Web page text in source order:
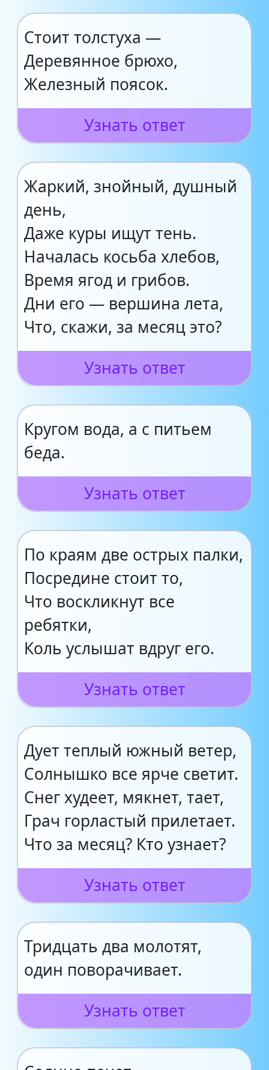
Стоит толстуха —
Деревянное брюхо,
Железный поясок.
Узнать ответ
Жаркий, знойный, душный
день,
Даже куры ищут тень.
Началась косьба хлебов,
Время ягод и грибов.
Дни его — вершина лета,
Что, скажи, за месяц это?
Узнать ответ
Кругом вода, а с питьем
беда.
Узнать ответ
По краям две острых палки,
Посредине стоит то,
Что воскликнут все
ребятки,
Коль услышат вдруг его.
Узнать ответ
Дует теплый южный ветер,
Солнышко все ярче светит.
Снег худеет, мякнет, тает,
Грач горластый прилетает.
Что за месяц? Кто узнает?
Узнать ответ
Тридцать два молотят,
один поворачивает.
Узнать ответ